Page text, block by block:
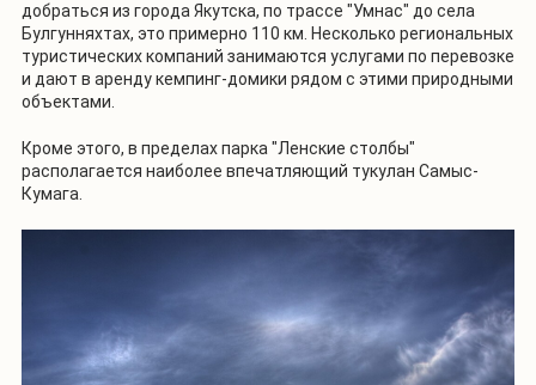
добраться из города Якутска, по трассе "Умнас" до села
Булгунняхтах, это примерно 110 км. Несколько региональных
туристических компаний занимаются услугами по перевозке
и дают в аренду кемпинг-домики рядом с этими природными
объектами.
Кроме этого, в пределах парка "Ленские столбы"
располагается наиболее впечатляющий тукулан Самыс-
Кумага.